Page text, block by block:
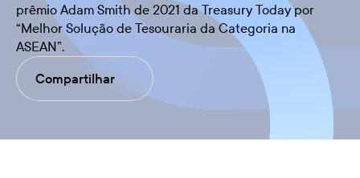
prêmio Adam Smith de 2021 da Treasury Today por
“Melhor Solução de Tesouraria da Categoria na
ASEAN”.
Compartilhar